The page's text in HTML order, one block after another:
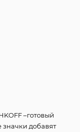
–готовый
добавят